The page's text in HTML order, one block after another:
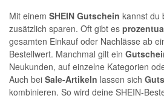
Mit einem SHEIN Gutschein kannst du
zusätzlich sparen. Oft gibt es
gesamten Einkauf oder Nachlässe ab
Bestellwert. Manchmal gilt ein
Neukunden, auf einzelne Kategorien
Auch bei Sale-Artikeln lassen sich
kombinieren. So wird deine SHEIN-